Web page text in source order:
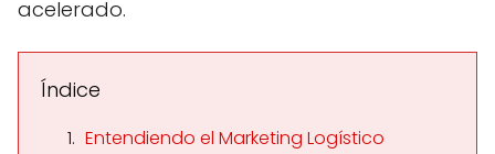
acelerado.
Índice
Entendiendo el Marketing Logístico